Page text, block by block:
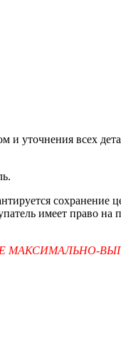
и уточнения всех
имеет право на
МАКСИМАЛЬНО-